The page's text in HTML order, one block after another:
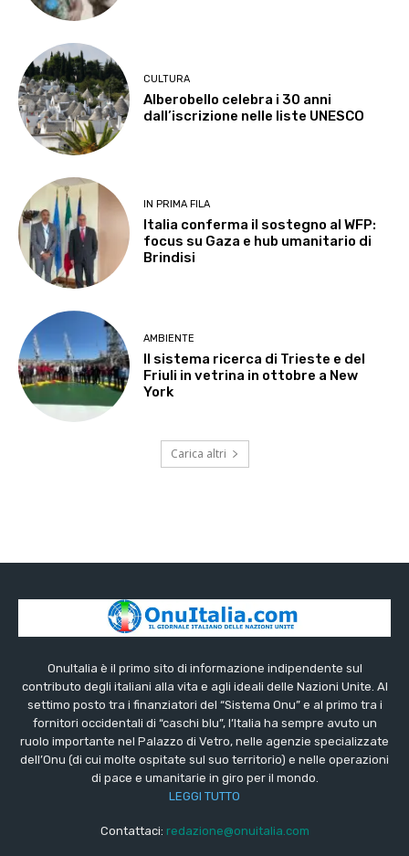
CULTURA
Alberobello celebra i 30 anni
dall’iscrizione nelle liste UNESCO
IN PRIMA FILA
Italia conferma il sostegno al WFP:
focus su Gaza e hub umanitario di
Brindisi
AMBIENTE
Il sistema ricerca di Trieste e del
Friuli in vetrina in ottobre a New
York
Carica altri
OnuItalia è il primo sito di informazione indipendente sul
contributo degli italiani alla vita e agli ideali delle Nazioni Unite. Al
settimo posto tra i finanziatori del “Sistema Onu” e al primo tra i
fornitori occidentali di “caschi blu”, l’Italia ha sempre avuto un
ruolo importante nel Palazzo di Vetro, nelle agenzie specializzate
dell’Onu (di cui molte ospitate sul suo territorio) e nelle operazioni
di pace e umanitarie in giro per il mondo.
LEGGI TUTTO
Contattaci: redazione@onuitalia.com